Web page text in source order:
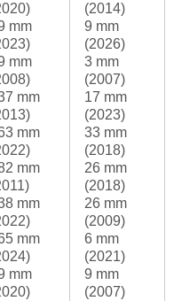
mm
mm
mm
mm
mm
mm
mm
mm
(2014)
9 mm
(2026)
3 mm
(2007)
17 mm
(2023)
33 mm
(2018)
26 mm
(2018)
26 mm
(2009)
6 mm
(2021)
9 mm
(2007)